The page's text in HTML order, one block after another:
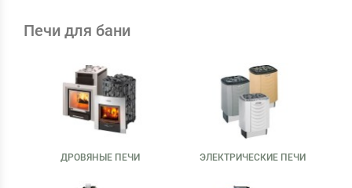
Печи для бани
ДРОВЯНЫЕ ПЕЧИ ЭЛЕКТРИЧЕСКИЕ ПЕЧИ